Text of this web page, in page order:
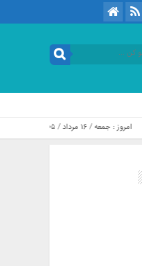
امروز : جمعه / ۱۶ مرداد / ۱۴۰۵ .::. برابر با : Friday, 7 August , 2026